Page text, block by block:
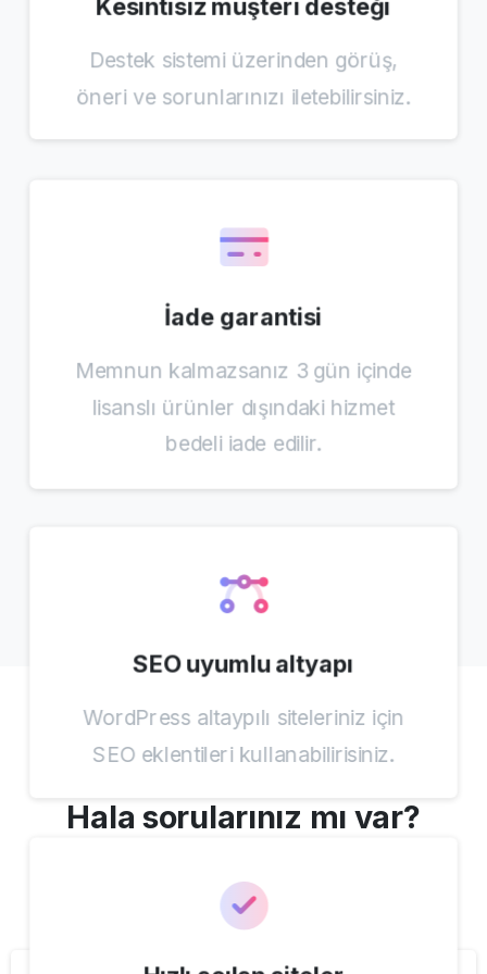
Kesintisiz müşteri desteği
Destek sistemi üzerinden görüş,
öneri ve sorunlarınızı iletebilirsiniz.
İade garantisi
Memnun kalmazsanız 3 gün içinde
lisanslı ürünler dışındaki hizmet
bedeli iade edilir.
SEO uyumlu altyapı
WordPress altaypılı siteleriniz için
SEO eklentileri kullanabilirisiniz.
SSS
Hala sorularınız mı var?
Sıkça sorulan soruları inceleyiz!